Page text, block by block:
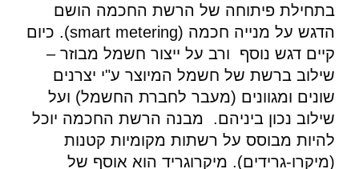
בתחילת פיתוחה של הרשת החכמה הושם
הדגש על מנייה חכמה (smart metering). כיום
קיים דגש נוסף ורב על ייצור חשמל מבוזר –
שילוב ברשת של חשמל המיוצר ע"י יצרנים
שונים ומגוונים (מעבר לחברת החשמל) ועל
שילוב נכון ביניהם. מבנה הרשת החכמה יוכל
להיות מבוסס על רשתות מקומיות קטנות
(מיקרו-גרידים). מיקרוגריד הוא אוסף של